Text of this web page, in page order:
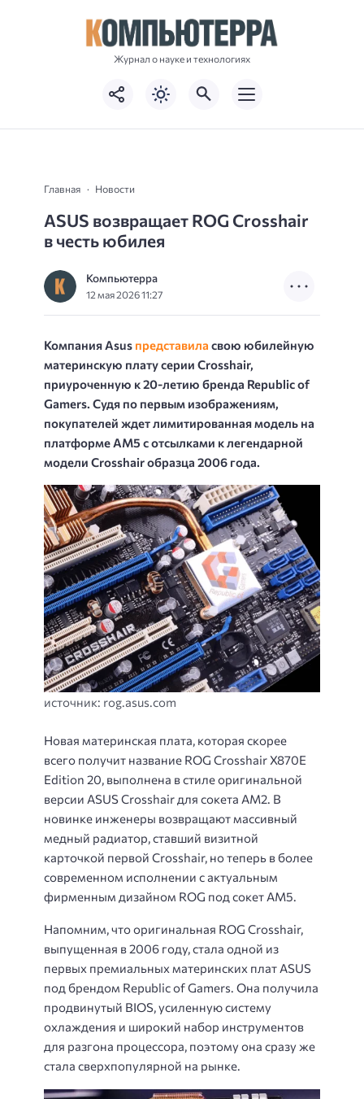
Журнал о науке и технологиях
Главная Новости
ASUS возвращает ROG Crosshair
в честь юбилея
Компьютерра
12 мая 2026 11:27
Компания Asus представила свою юбилейную
материнскую плату серии Crosshair,
приуроченную к 20-летию бренда Republic of
Gamers. Судя по первым изображениям,
покупателей ждет лимитированная модель на
платформе AM5 с отсылками к легендарной
модели Crosshair образца 2006 года.
источник: rog.asus.com
Новая материнская плата, которая скорее
всего получит название ROG Crosshair X870E
Edition 20, выполнена в стиле оригинальной
версии ASUS Crosshair для сокета AM2. В
новинке инженеры возвращают массивный
медный радиатор, ставший визитной
карточкой первой Crosshair, но теперь в более
современном исполнении с актуальным
фирменным дизайном ROG под сокет AM5.
Напомним, что оригинальная ROG Crosshair,
выпущенная в 2006 году, стала одной из
первых премиальных материнских плат ASUS
под брендом Republic of Gamers. Она получила
продвинутый BIOS, усиленную систему
охлаждения и широкий набор инструментов
для разгона процессора, поэтому она сразу же
стала сверхпопулярной на рынке.